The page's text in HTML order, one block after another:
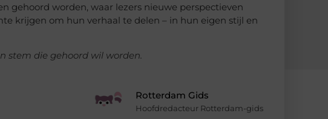
gehoord worden, waar lezers nieuwe perspectieven
krijgen om hun verhaal te delen – in hun eigen stijl en
stem die gehoord wil worden.
Rotterdam Gids
Hoofdredacteur Rotterdam-gids